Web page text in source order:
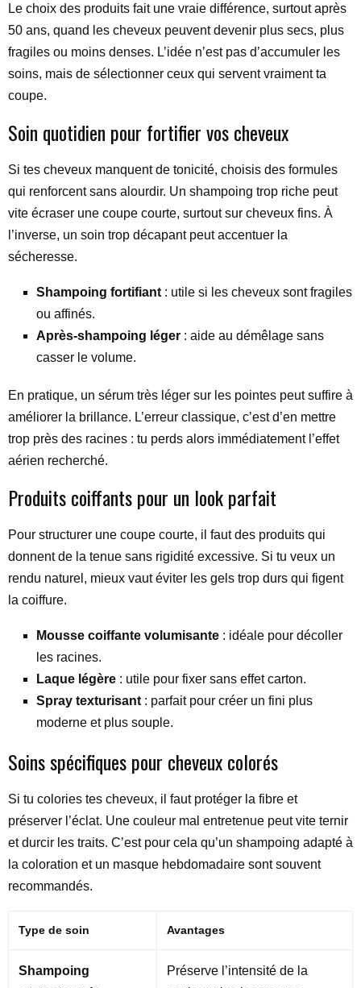
Le choix des produits fait une vraie différence, surtout après
50 ans, quand les cheveux peuvent devenir plus secs, plus
fragiles ou moins denses. L’idée n’est pas d’accumuler les
soins, mais de sélectionner ceux qui servent vraiment ta
coupe.
Soin quotidien pour fortifier vos cheveux
Si tes cheveux manquent de tonicité, choisis des formules
qui renforcent sans alourdir. Un shampoing trop riche peut
vite écraser une coupe courte, surtout sur cheveux fins. À
l’inverse, un soin trop décapant peut accentuer la
sécheresse.
Shampoing fortifiant : utile si les cheveux sont fragiles
ou affinés.
Après-shampoing léger : aide au démêlage sans
casser le volume.
En pratique, un sérum très léger sur les pointes peut suffire à
améliorer la brillance. L’erreur classique, c’est d’en mettre
trop près des racines : tu perds alors immédiatement l’effet
aérien recherché.
Produits coiffants pour un look parfait
Pour structurer une coupe courte, il faut des produits qui
donnent de la tenue sans rigidité excessive. Si tu veux un
rendu naturel, mieux vaut éviter les gels trop durs qui figent
la coiffure.
Mousse coiffante volumisante : idéale pour décoller
les racines.
Laque légère : utile pour fixer sans effet carton.
Spray texturisant : parfait pour créer un fini plus
moderne et plus souple.
Soins spécifiques pour cheveux colorés
Si tu colories tes cheveux, il faut protéger la fibre et
préserver l’éclat. Une couleur mal entretenue peut vite ternir
et durcir les traits. C’est pour cela qu’un shampoing adapté à
la coloration et un masque hebdomadaire sont souvent
recommandés.
Type de soin Avantages
Shampoing
Préserve l’intensité de la